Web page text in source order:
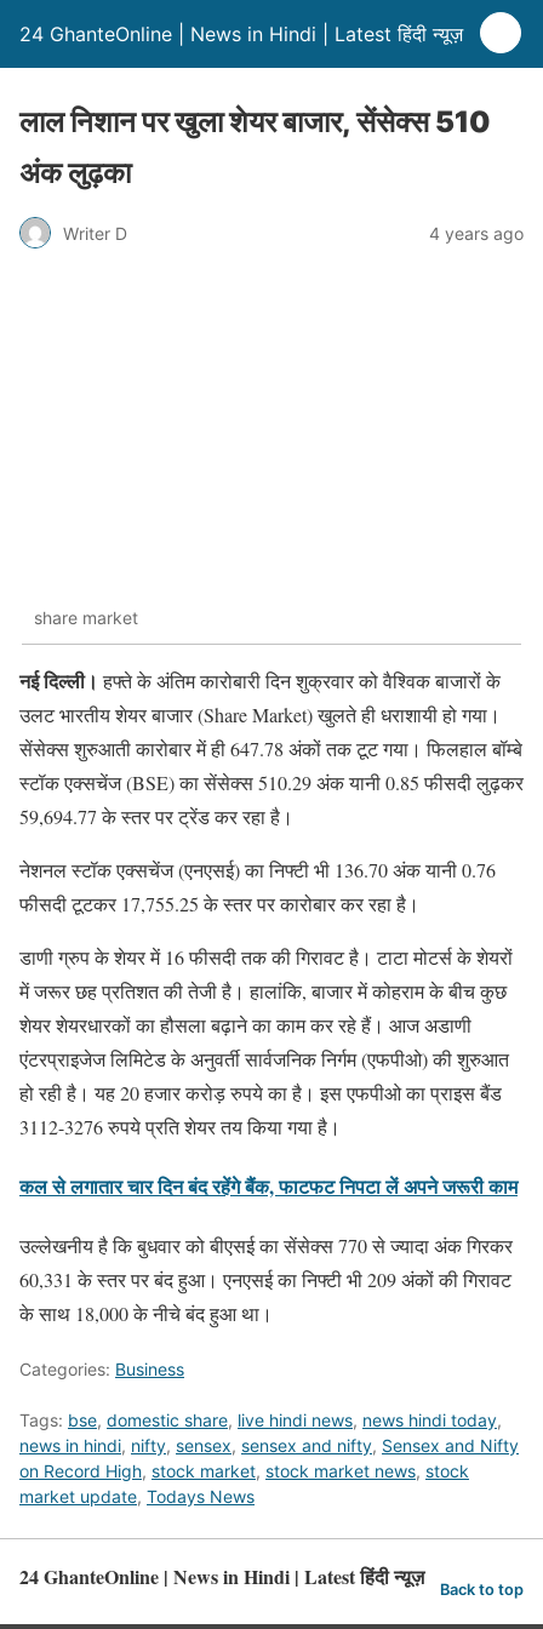
24 GhanteOnline | News in Hindi | Latest हिंदी न्यूज़
लाल निशान पर खुला शेयर बाजार, सेंसेक्स 510
अंक लुढ़का
Writer D 4 years ago
share market
नई दिल्ली। हफ्ते के अंतिम कारोबारी दिन शुक्रवार को वैश्विक बाजारों के
उलट भारतीय शेयर बाजार (Share Market) खुलते ही धराशायी हो गया।
सेंसेक्स शुरुआती कारोबार में ही 647.78 अंकों तक टूट गया। फिलहाल बॉम्बे
स्टॉक एक्सचेंज (BSE) का सेंसेक्स 510.29 अंक यानी 0.85 फीसदी लुढ़कर
59,694.77 के स्तर पर ट्रेंड कर रहा है।
नेशनल स्टॉक एक्सचेंज (एनएसई) का निफ्टी भी 136.70 अंक यानी 0.76
फीसदी टूटकर 17,755.25 के स्तर पर कारोबार कर रहा है।
डाणी ग्रुप के शेयर में 16 फीसदी तक की गिरावट है। टाटा मोटर्स के शेयरों
में जरूर छह प्रतिशत की तेजी है। हालांकि, बाजार में कोहराम के बीच कुछ
शेयर शेयरधारकों का हौसला बढ़ाने का काम कर रहे हैं। आज अडाणी
एंटरप्राइजेज लिमिटेड के अनुवर्ती सार्वजनिक निर्गम (एफपीओ) की शुरुआत
हो रही है। यह 20 हजार करोड़ रुपये का है। इस एफपीओ का प्राइस बैंड
3112-3276 रुपये प्रति शेयर तय किया गया है।
कल से लगातार चार दिन बंद रहेंगे बैंक, फाटफट निपटा लें अपने जरूरी काम
उल्लेखनीय है कि बुधवार को बीएसई का सेंसेक्स 770 से ज्यादा अंक गिरकर
60,331 के स्तर पर बंद हुआ। एनएसई का निफ्टी भी 209 अंकों की गिरावट
के साथ 18,000 के नीचे बंद हुआ था।
Categories: Business
Tags: bse, domestic share, live hindi news, news hindi today,
news in hindi, nifty, sensex, sensex and nifty, Sensex and Nifty
on Record High, stock market, stock market news, stock
market update, Todays News
24 GhanteOnline | News in Hindi | Latest हिंदी न्यूज़ Back to top